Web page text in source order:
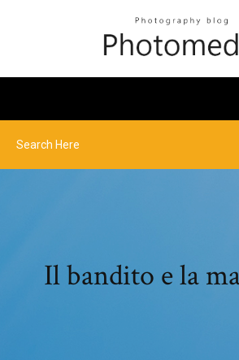
Il bandito e la